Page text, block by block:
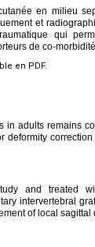
en milieu
et
qui
de co-
en PDF.
in adults remains
deformity
and treated
intervertebral
of local